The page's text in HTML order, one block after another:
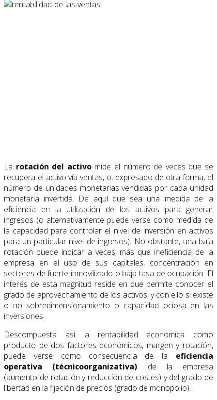
La rotación del activomide el número de veces que se
recupera el activo vía ventas, o, expresado de otra forma, el
número de unidades monetarias vendidas por cada unidad
monetaria invertida. De aquí que sea una medida de la
eficiencia en la utilización de los activos para generar
ingresos (o alternativamente puede verse como medida de
la capacidad para controlar el nivel de inversión en activos
para un particular nivel de ingresos). No obstante, una baja
rotación puede indicar a veces, más que ineficiencia de la
empresa en el uso de sus capitales, concentración en
sectores de fuerte inmovilizado o baja tasa de ocupación. El
interés de esta magnitud reside en que permite conocer el
grado de aprovechamiento de los activos, y con ello si existe
o no sobredimensionamiento o capacidad ociosa en las
inversiones.
Descompuesta así la rentabilidad económica como
producto de dos factores económicos, margen y rotación,
puede verse como consecuencia de la eficiencia
operativa (técnicoorganizativa) de la empresa
(aumento de rotación y reducción de costes) y del grado de
libertad en la fijación de precios (grado de monopolio).